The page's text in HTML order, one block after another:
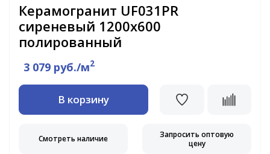
Керамогранит UF031PR
сиреневый 1200х600
полированный
3 079 руб./м2
В корзину
Смотреть наличие
Запросить оптовую
цену